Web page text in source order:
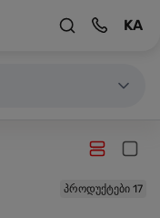
KA
პროდუქტები 17